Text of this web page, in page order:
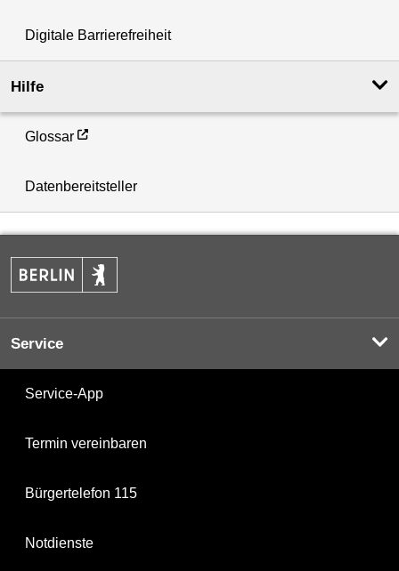
Digitale Barrierefreiheit
Hilfe
Glossar
Datenbereitsteller
Service
Service-App
Termin vereinbaren
Bürgertelefon 115
Notdienste